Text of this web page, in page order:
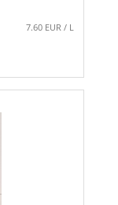
7.60 EUR / L